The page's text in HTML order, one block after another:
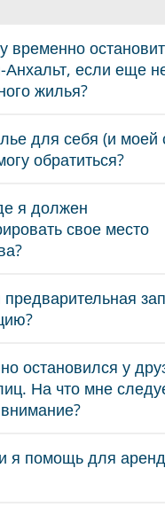
временно
Анхальт, если еще
жилья?
для себя (и моей
обратиться?
я должен
свое место
остановился у
На что мне
я помощь для